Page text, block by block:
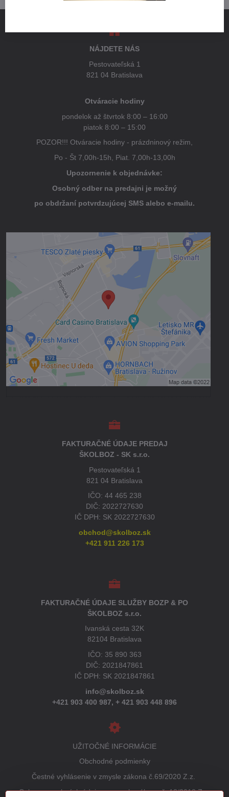
NÁJDETE NÁS
Pestovateľská 1
821 04 Bratislava
Otváracie hodiny
pondelok až štvrtok 8:00 – 16:00
piatok 8:00 – 15:00
POZOR!!! Otváracie hodiny - prázdninový režim,
Po - Št 7,00h-15h, Piat. 7,00h-13,00h
Upozornenie k objednávke:
Osobný odber na predajni je možný
po obdržaní potvrdzujúcej SMS alebo e-mailu.
Externý obsah je blokovaný Voľbami
súkromia
Prajete si načítať externý obsah?
Povoliť tentokrát
Povoliť a zapamätať - súhlas s druhom
cookie: Funkčné
Otvoriť obsah v novom okne
FAKTURAČNÉ ÚDAJE PREDAJ
ŠKOLBOZ - SK s.r.o.
Pestovateľská 1
821 04 Bratislava
IČO: 44 465 238
DIČ: 2022727630
IČ DPH: SK 2022727630
obchod@skolboz.sk
+421 911 226 173
FAKTURAČNÉ ÚDAJE SLUŽBY BOZP & PO
ŠKOLBOZ s.r.o.
Ivanská cesta 32K
82104 Bratislava
IČO: 35 890 363
DIČ: 2021847861
IČ DPH: SK 2021847861
info@skolboz.sk
+421 903 400 987, + 421 903 448 896
UŽITOČNÉ INFORMÁCIE
Obchodné podmienky
Čestné vyhlásenie v zmysle zákona č.69/2020 Z.z.
Ochrana osobných údajov v zmysle zákona č. 18/2018 Z.z.